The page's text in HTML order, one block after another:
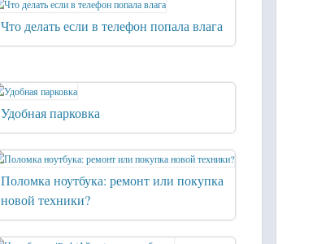
Что делать если в телефон попала влага
Удобная парковка
Поломка ноутбука: ремонт или покупка
новой техники?